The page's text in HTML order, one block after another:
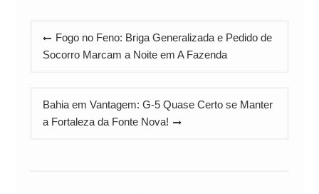
Navegação
de
Fogo no Feno: Briga Generalizada e Pedido de
Socorro Marcam a Noite em A Fazenda
Bahia em Vantagem: G-5 Quase Certo se Manter
a Fortaleza da Fonte Nova!